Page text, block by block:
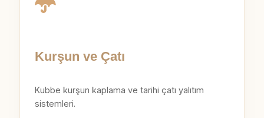
Kurşun ve Çatı
Kubbe kurşun kaplama ve tarihi çatı yalıtım
sistemleri.